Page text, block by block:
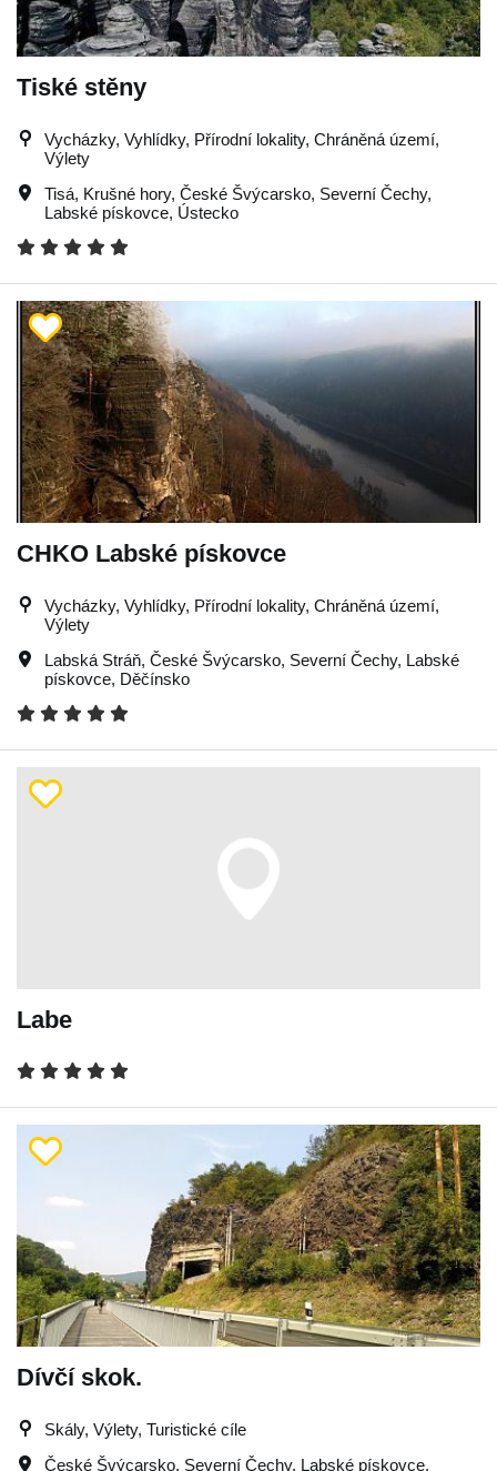
Tiské stěny
Vycházky, Vyhlídky, Přírodní lokality, Chráněná území,
Výlety
Tisá, Krušné hory, České Švýcarsko, Severní Čechy,
Labské pískovce, Ústecko
CHKO Labské pískovce
Vycházky, Vyhlídky, Přírodní lokality, Chráněná území,
Výlety
Labská Stráň, České Švýcarsko, Severní Čechy, Labské
pískovce, Děčínsko
Labe
Dívčí skok.
Skály, Výlety, Turistické cíle
České Švýcarsko, Severní Čechy, Labské pískovce,